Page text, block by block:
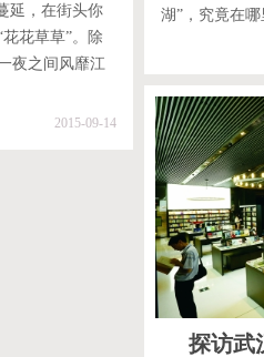
湖”，究竟在
延，在街头你
花草草”。除
夜之间风靡江
2015-09-14
探访武